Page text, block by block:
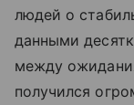
людей о
данными
между
получился